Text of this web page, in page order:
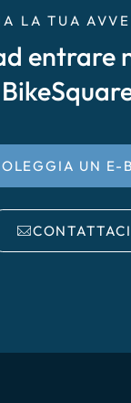
LA TUA
entrare
UN E-
CONTATTACI